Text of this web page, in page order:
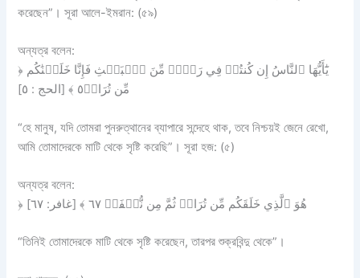
করেছেন”। সূরা আলে-ইমরান: (৫৯)
অন্যত্র বলেন:
﴿ يَٰٓأَيُّهَا ٱلنَّاسُ إِن كُنتُمۡ فِي رَيۡبٖ مِّنَ ٱلۡبَعۡثِ فَإِنَّا خَلَقۡنَٰكُم
مِّن تُرَابٖ٥ ﴾ [الحج : ٥]
“হে মানুষ, যদি তোমরা পুনরুত্থানের ব্যাপারে সন্দেহে থাক, তবে নিশ্চয়ই জেনে রেখো,
আমি তোমাদেরকে মাটি থেকে সৃষ্টি করেছি”। সূরা হজ: (৫)
অন্যত্র বলেন:
﴿ هُوَ ٱلَّذِي خَلَقَكُم مِّن تُرَابٖ ثُمَّ مِن نُّطۡفَةٖ ٦٧ ﴾ [غافر: ٦٧]
“তিনিই তোমাদেরকে মাটি থেকে সৃষ্টি করেছেন, তারপর শুক্রবিন্দু থেকে”।